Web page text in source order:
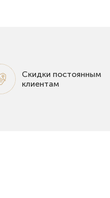
Скидки постоянным
клиентам